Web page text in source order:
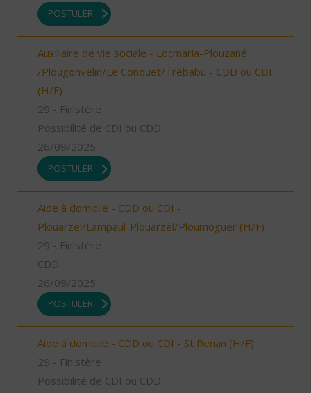
POSTULER
Auxiliaire de vie sociale - Locmaria-Plouzané
/Plougonvelin/Le Conquet/Trébabu - CDD ou CDI
(H/F)
29 - Finistère
Possibilité de CDI ou CDD
26/09/2025
POSTULER
Aide à domicile - CDD ou CDI -
Plouarzel/Lampaul-Plouarzel/Ploumoguer (H/F)
29 - Finistère
CDD
26/09/2025
POSTULER
Aide à domicile - CDD ou CDI - St Renan (H/F)
29 - Finistère
Possibilité de CDI ou CDD